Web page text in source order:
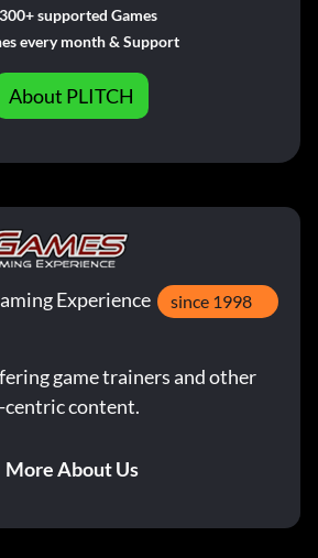
supported Games
every month & Support
About PLITCH
Experience since 1998
game trainers and other
centric content.
More About Us